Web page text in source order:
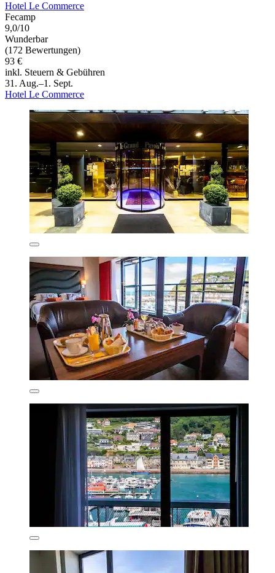
Hotel Le Commerce
Fecamp
9,0/10
Wunderbar
(172 Bewertungen)
93 €
inkl. Steuern & Gebühren
31. Aug.–1. Sept.
Hotel Le Commerce